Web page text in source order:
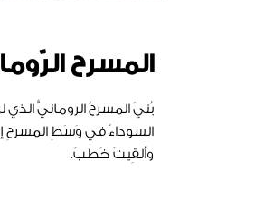
المسرح
السوداءُ في وَسَطِ المسرحِ
وأُلقِيتْ خُطَبٌ.